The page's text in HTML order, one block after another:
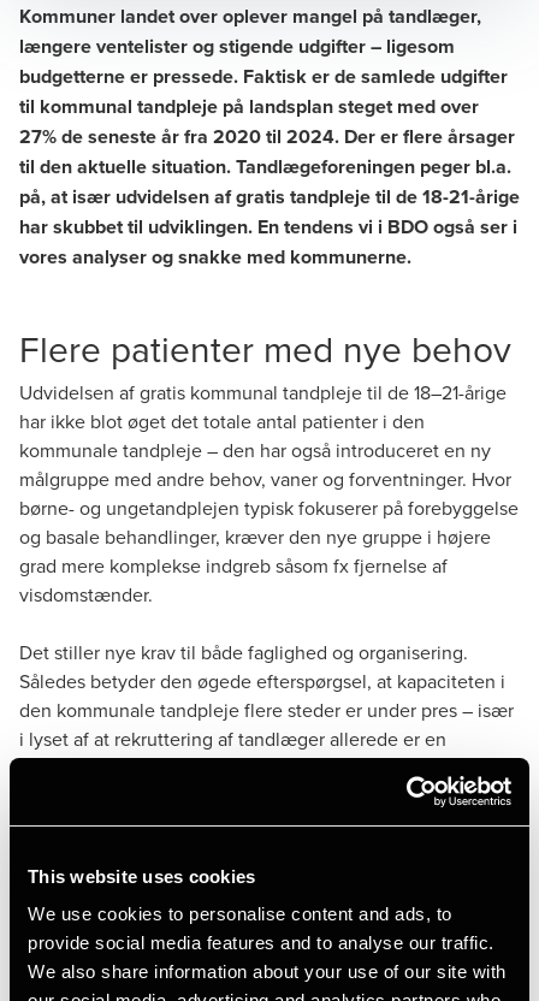
This website uses cookies
We use cookies to personalise content and ads, to
provide social media features and to analyse our traffic.
We also share information about your use of our site with
Kommuner landet over oplever mangel på tandlæger,
længere ventelister og stigende udgifter – ligesom
budgetterne er pressede. Faktisk er de samlede udgifter
til kommunal tandpleje på landsplan steget med over
27% de seneste år fra 2020 til 2024. Der er flere årsager
til den aktuelle situation. Tandlægeforeningen peger bl.a.
på, at især udvidelsen af gratis tandpleje til de 18-21-årige
har skubbet til udviklingen. En tendens vi i BDO også ser i
vores analyser og snakke med kommunerne.
Flere patienter med nye behov
Udvidelsen af gratis kommunal tandpleje til de 18–21-årige
har ikke blot øget det totale antal patienter i den
kommunale tandpleje – den har også introduceret en ny
målgruppe med andre behov, vaner og forventninger. Hvor
børne- og ungetandplejen typisk fokuserer på forebyggelse
og basale behandlinger, kræver den nye gruppe i højere
grad mere komplekse indgreb såsom fx fjernelse af
visdomstænder.
Det stiller nye krav til både faglighed og organisering.
Således betyder den øgede efterspørgsel, at kapaciteten i
den kommunale tandpleje flere steder er under pres – især
i lyset af at rekruttering af tandlæger allerede er en
udfordring flere steder. Derfor står flere kommuner over for
nødvendige både faglige og organisatoriske tilpasninger i
de kommende år.
Derudover opleves det, at den udvidede målgruppe
udfordrer tandplejens økonomi, da de 18-21-årige ofte
kræver mere ressourcekrævende behandlingsforløb
involverende fordyrende specialistkompetencer. En
Frank Haldager
Director
Senior Manager
Mads Møller Duus
Senior Consultant